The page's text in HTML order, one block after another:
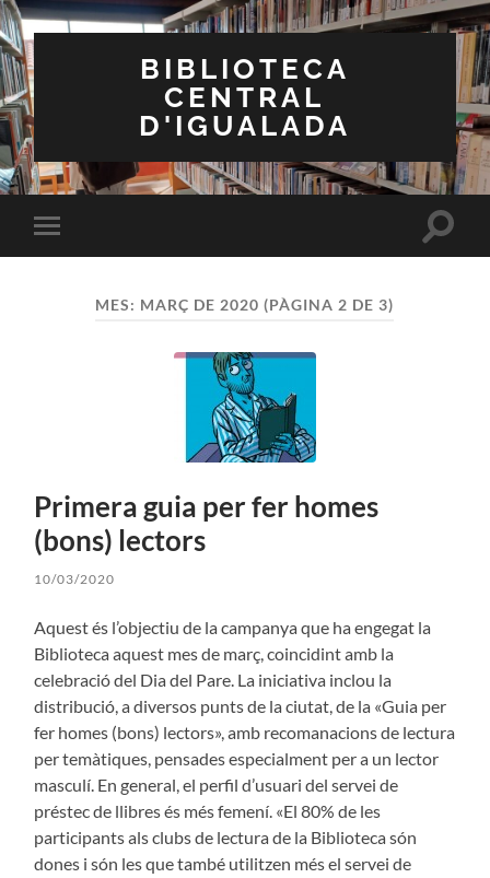
BIBLIOTECA
CENTRAL
D'IGUALADA
Toggle
mobile
Toggle
MES: MARÇ DE 2020 (PÀGINA 2 DE 3)
Primera guia per fer homes
(bons) lectors
10/03/2020
Aquest és l’objectiu de la campanya que ha engegat la
Biblioteca aquest mes de març, coincidint amb la
celebració del Dia del Pare. La iniciativa inclou la
distribució, a diversos punts de la ciutat, de la «Guia per
fer homes (bons) lectors», amb recomanacions de lectura
per temàtiques, pensades especialment per a un lector
masculí. En general, el perfil d’usuari del servei de
préstec de llibres és més femení. «El 80% de les
participants als clubs de lectura de la Biblioteca són
dones i són les que també utilitzen més el servei de